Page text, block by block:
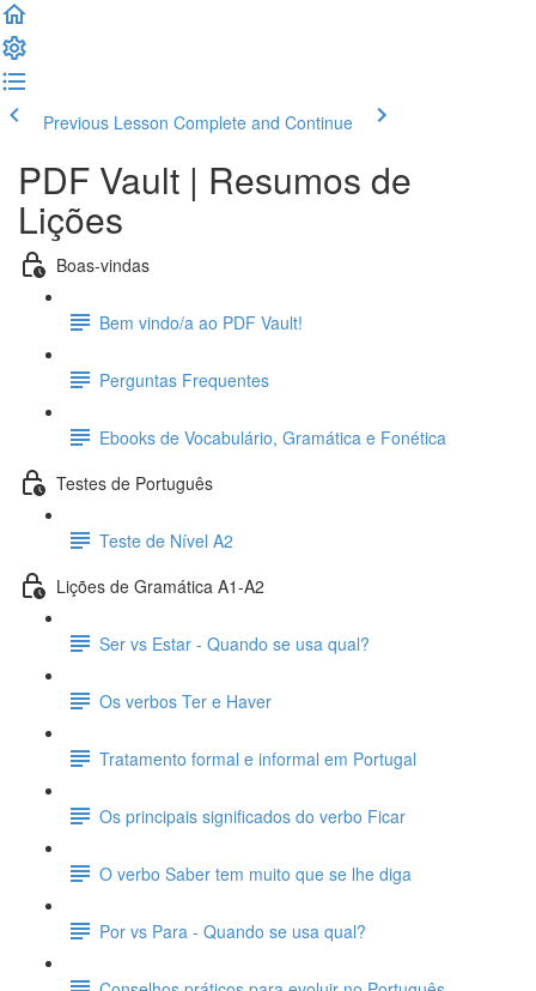
Previous Lesson Complete and Continue
PDF Vault | Resumos de
Lições
Boas-vindas
Bem vindo/a ao PDF Vault!
Perguntas Frequentes
Ebooks de Vocabulário, Gramática e Fonética
Testes de Português
Teste de Nível A2
Lições de Gramática A1-A2
Ser vs Estar - Quando se usa qual?
Os verbos Ter e Haver
Tratamento formal e informal em Portugal
Os principais significados do verbo Ficar
O verbo Saber tem muito que se lhe diga
Por vs Para - Quando se usa qual?